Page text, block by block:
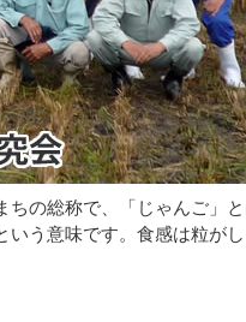
の総称で、「じゃんご」と
いう意味です。食感は粒が